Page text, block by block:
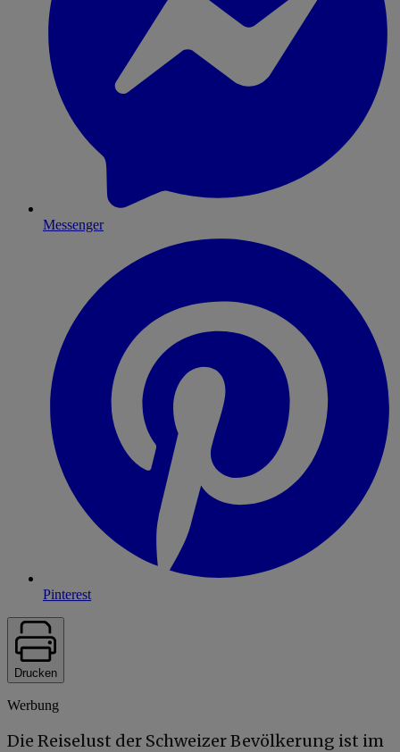
Messenger
Pinterest
Drucken
Werbung
Die Reiselust der Schweizer Bevölkerung ist im